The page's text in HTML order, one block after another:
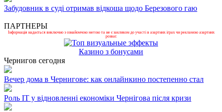
Забудовник в суді отримав відкоша щодо Березового гаю
ПАРТНЕРЫ
Інформація надається виключно з ознайомчою метою та не є закликом до участі в азартних іграх чи рекламою азартних
розваг.
Казино з бонусами
Чернигов сегодня
Вечер дома в Чернигове: как онлайнкино постепенно стал
Роль ІТ у відновленні економіки Чернігова після кризи